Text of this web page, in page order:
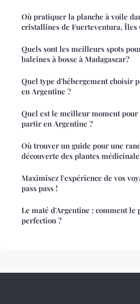
Où pratiquer la planche à voile
cristallines de Fuerteventura, Îles
Quels sont les meilleurs spots
baleines à bosse à Madagascar?
Quel type d'hébergement choisir
en Argentine ?
Quel est le meilleur moment
partir en Argentine ?
Où trouver un guide pour une
découverte des plantes
Maximisez l'expérience de vos
pass pass !
Le maté d'Argentine : comment le
perfection ?